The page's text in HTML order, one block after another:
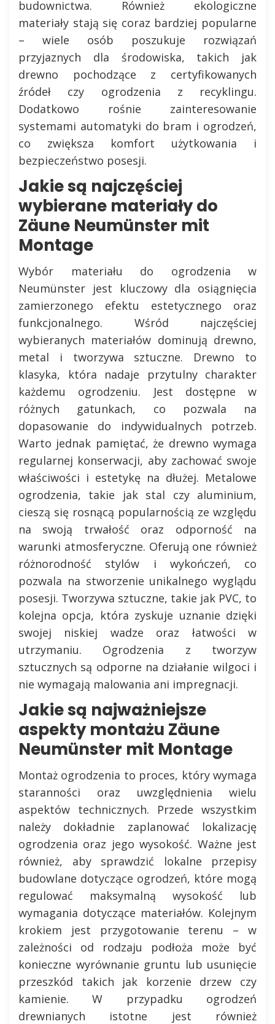
budownictwa. Również ekologiczne
materiały stają się coraz bardziej popularne
– wiele osób poszukuje rozwiązań
przyjaznych dla środowiska, takich jak
drewno pochodzące z certyfikowanych
źródeł czy ogrodzenia z recyklingu.
Dodatkowo rośnie zainteresowanie
systemami automatyki do bram i ogrodzeń,
co zwiększa komfort użytkowania i
bezpieczeństwo posesji.
Jakie są najczęściej
wybierane materiały do
Zäune Neumünster mit
Montage
Wybór materiału do ogrodzenia w
Neumünster jest kluczowy dla osiągnięcia
zamierzonego efektu estetycznego oraz
funkcjonalnego. Wśród najczęściej
wybieranych materiałów dominują drewno,
metal i tworzywa sztuczne. Drewno to
klasyka, która nadaje przytulny charakter
każdemu ogrodzeniu. Jest dostępne w
różnych gatunkach, co pozwala na
dopasowanie do indywidualnych potrzeb.
Warto jednak pamiętać, że drewno wymaga
regularnej konserwacji, aby zachować swoje
właściwości i estetykę na dłużej. Metalowe
ogrodzenia, takie jak stal czy aluminium,
cieszą się rosnącą popularnością ze względu
na swoją trwałość oraz odporność na
warunki atmosferyczne. Oferują one również
różnorodność stylów i wykończeń, co
pozwala na stworzenie unikalnego wyglądu
posesji. Tworzywa sztuczne, takie jak PVC, to
kolejna opcja, która zyskuje uznanie dzięki
swojej niskiej wadze oraz łatwości w
utrzymaniu. Ogrodzenia z tworzyw
sztucznych są odporne na działanie wilgoci i
nie wymagają malowania ani impregnacji.
Jakie są najważniejsze
aspekty montażu Zäune
Neumünster mit Montage
Montaż ogrodzenia to proces, który wymaga
staranności oraz uwzględnienia wielu
aspektów technicznych. Przede wszystkim
należy dokładnie zaplanować lokalizację
ogrodzenia oraz jego wysokość. Ważne jest
również, aby sprawdzić lokalne przepisy
budowlane dotyczące ogrodzeń, które mogą
regulować maksymalną wysokość lub
wymagania dotyczące materiałów. Kolejnym
krokiem jest przygotowanie terenu – w
zależności od rodzaju podłoża może być
konieczne wyrównanie gruntu lub usunięcie
przeszkód takich jak korzenie drzew czy
kamienie. W przypadku ogrodzeń
drewnianych istotne jest również